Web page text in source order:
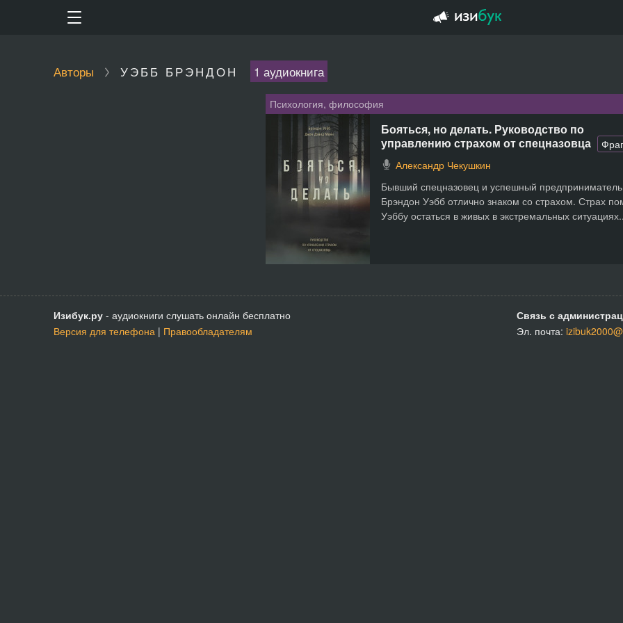
Авторы УЭББ БРЭНДОН 1 аудиокнига
Психология, философия
Бояться, но делать. Руководство по
управлению страхом от спецназовца
Александр Чекушкин
Бывший спецназовец и успешный предприниматель
Брэндон Уэбб отлично знаком со страхом. Страх
Уэббу остаться в живых в экстремальных
Изибук.ру - аудиокниги слушать онлайн бесплатно
Версия для телефона | Правообладателям
Связь с
Эл. почта: